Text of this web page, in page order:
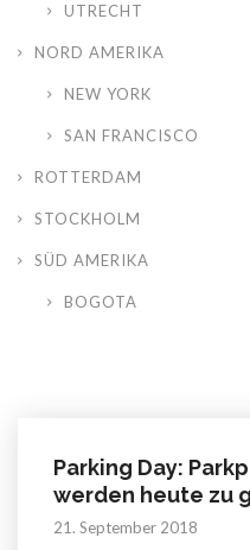
UTRECHT
NORD AMERIKA
NEW YORK
SAN FRANCISCO
ROTTERDAM
STOCKHOLM
SÜD AMERIKA
BOGOTA
Parking Day:
werden heute zu
21. September 2018